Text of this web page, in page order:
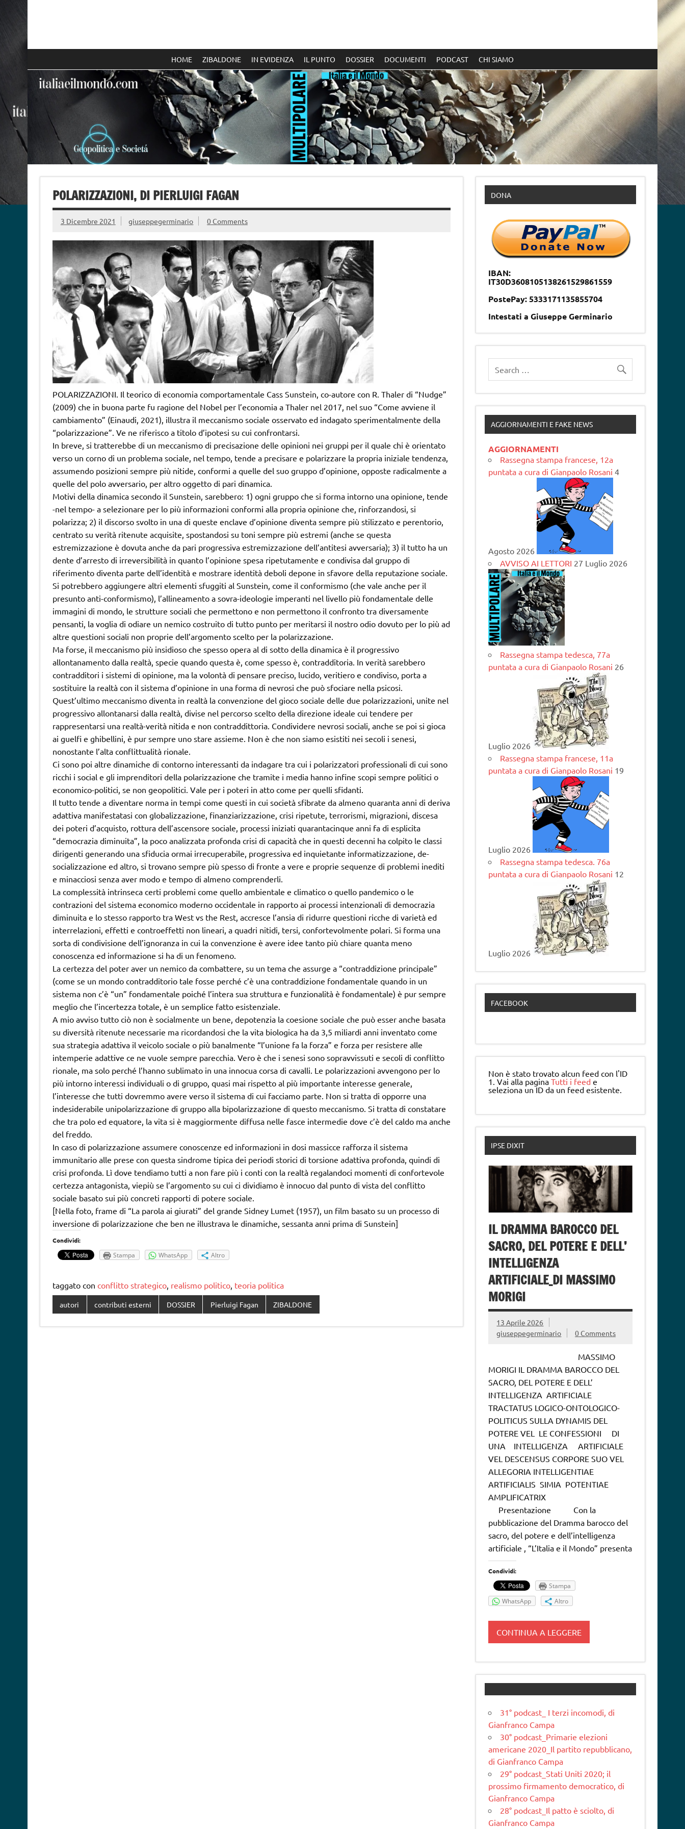
HOME ZIBALDONE IN EVIDENZA IL PUNTO DOSSIER DOCUMENTI PODCAST CHI SIAMO
POLARIZZAZIONI, DI PIERLUIGI FAGAN
3 Dicembre 2021 giuseppegerminario 0 Comments
POLARIZZAZIONI. Il teorico di economia comportamentale Cass Sunstein, co-autore con R. Thaler di “Nudge”
(2009) che in buona parte fu ragione del Nobel per l’economia a Thaler nel 2017, nel suo “Come avviene il
cambiamento” (Einaudi, 2021), illustra il meccanismo sociale osservato ed indagato sperimentalmente della
“polarizzazione”. Ve ne riferisco a titolo d’ipotesi su cui confrontarsi.
In breve, si tratterebbe di un meccanismo di precisazione delle opinioni nei gruppi per il quale chi è orientato
verso un corno di un problema sociale, nel tempo, tende a precisare e polarizzare la propria iniziale tendenza,
assumendo posizioni sempre più nitide, conformi a quelle del suo gruppo d’opinione, opposte radicalmente a
quelle del polo avversario, per altro oggetto di pari dinamica.
Motivi della dinamica secondo il Sunstein, sarebbero: 1) ogni gruppo che si forma intorno una opinione, tende
-nel tempo- a selezionare per lo più informazioni conformi alla propria opinione che, rinforzandosi, si
polarizza; 2) il discorso svolto in una di queste enclave d’opinione diventa sempre più stilizzato e perentorio,
centrato su verità ritenute acquisite, spostandosi su toni sempre più estremi (anche se questa
estremizzazione è dovuta anche da pari progressiva estremizzazione dell’antitesi avversaria); 3) il tutto ha un
dente d’arresto di irreversibilità in quanto l’opinione spesa ripetutamente e condivisa dal gruppo di
riferimento diventa parte dell’identità e mostrare identità deboli depone in sfavore della reputazione sociale.
Si potrebbero aggiungere altri elementi sfuggiti al Sunstein, come il conformismo (che vale anche per il
presunto anti-conformismo), l’allineamento a sovra-ideologie imperanti nel livello più fondamentale delle
immagini di mondo, le strutture sociali che permettono e non permettono il confronto tra diversamente
pensanti, la voglia di odiare un nemico costruito di tutto punto per meritarsi il nostro odio dovuto per lo più ad
altre questioni sociali non proprie dell’argomento scelto per la polarizzazione.
Ma forse, il meccanismo più insidioso che spesso opera al di sotto della dinamica è il progressivo
allontanamento dalla realtà, specie quando questa è, come spesso è, contradditoria. In verità sarebbero
contradditori i sistemi di opinione, ma la volontà di pensare preciso, lucido, veritiero e condiviso, porta a
sostituire la realtà con il sistema d’opinione in una forma di nevrosi che può sfociare nella psicosi.
Quest’ultimo meccanismo diventa in realtà la convenzione del gioco sociale delle due polarizzazioni, unite nel
progressivo allontanarsi dalla realtà, divise nel percorso scelto della direzione ideale cui tendere per
rappresentarsi una realtà-verità nitida e non contraddittoria. Condividere nevrosi sociali, anche se poi si gioca
ai guelfi e ghibellini, è pur sempre uno stare assieme. Non è che non siamo esistiti nei secoli i senesi,
nonostante l’alta conflittualità rionale.
Ci sono poi altre dinamiche di contorno interessanti da indagare tra cui i polarizzatori professionali di cui sono
ricchi i social e gli imprenditori della polarizzazione che tramite i media hanno infine scopi sempre politici o
economico-politici, se non geopolitici. Vale per i poteri in atto come per quelli sfidanti.
Il tutto tende a diventare norma in tempi come questi in cui società sfibrate da almeno quaranta anni di deriva
adattiva manifestatasi con globalizzazione, finanziarizzazione, crisi ripetute, terrorismi, migrazioni, discesa
dei poteri d’acquisto, rottura dell’ascensore sociale, processi iniziati quarantacinque anni fa di esplicita
“democrazia diminuita”, la poco analizzata profonda crisi di capacità che in questi decenni ha colpito le classi
dirigenti generando una sfiducia ormai irrecuperabile, progressiva ed inquietante informatizzazione, de-
socializzazione ed altro, si trovano sempre più spesso di fronte a vere e proprie sequenze di problemi inediti
e minacciosi senza aver modo e tempo di almeno comprenderli.
La complessità intrinseca certi problemi come quello ambientale e climatico o quello pandemico o le
contrazioni del sistema economico moderno occidentale in rapporto ai processi intenzionali di democrazia
diminuita e lo stesso rapporto tra West vs the Rest, accresce l’ansia di ridurre questioni ricche di varietà ed
interrelazioni, effetti e controeffetti non lineari, a quadri nitidi, tersi, confortevolmente polari. Si forma una
sorta di condivisione dell’ignoranza in cui la convenzione è avere idee tanto più chiare quanta meno
conoscenza ed informazione si ha di un fenomeno.
La certezza del poter aver un nemico da combattere, su un tema che assurge a “contraddizione principale”
(come se un mondo contradditorio tale fosse perché c’è una contraddizione fondamentale quando in un
sistema non c’è “un” fondamentale poiché l’intera sua struttura e funzionalità è fondamentale) è pur sempre
meglio che l’incertezza totale, è un semplice fatto esistenziale.
A mio avviso tutto ciò non è socialmente un bene, depotenzia la coesione sociale che può esser anche basata
su diversità ritenute necessarie ma ricordandosi che la vita biologica ha da 3,5 miliardi anni inventato come
sua strategia adattiva il veicolo sociale o più banalmente “l’unione fa la forza” e forza per resistere alle
intemperie adattive ce ne vuole sempre parecchia. Vero è che i senesi sono sopravvissuti e secoli di conflitto
rionale, ma solo perché l’hanno sublimato in una innocua corsa di cavalli. Le polarizzazioni avvengono per lo
più intorno interessi individuali o di gruppo, quasi mai rispetto al più importante interesse generale,
l’interesse che tutti dovremmo avere verso il sistema di cui facciamo parte. Non si tratta di opporre una
indesiderabile unipolarizzazione di gruppo alla bipolarizzazione di questo meccanismo. Si tratta di constatare
che tra polo ed equatore, la vita si è maggiormente diffusa nelle fasce intermedie dove c’è del caldo ma anche
del freddo.
In caso di polarizzazione assumere conoscenze ed informazioni in dosi massicce rafforza il sistema
immunitario alle prese con questa sindrome tipica dei periodi storici di torsione adattiva profonda, quindi di
crisi profonda. Lì dove tendiamo tutti a non fare più i conti con la realtà regalandoci momenti di confortevole
certezza antagonista, viepiù se l’argomento su cui ci dividiamo è innocuo dal punto di vista del conflitto
sociale basato sui più concreti rapporti di potere sociale.
[Nella foto, frame di “La parola ai giurati” del grande Sidney Lumet (1957), un film basato su un processo di
inversione di polarizzazione che ben ne illustrava le dinamiche, sessanta anni prima di Sunstein]
Condividi:
Stampa WhatsApp Altro
taggato con conflitto strategico, realismo politico, teoria politica
autori contributi esterni DOSSIER Pierluigi Fagan ZIBALDONE
DONA
IBAN:
IT30D3608105138261529861559
PostePay: 5333171135855704
Intestati a Giuseppe Germinario
AGGIORNAMENTI E FAKE NEWS
AGGIORNAMENTI
Rassegna stampa francese, 12a
puntata a cura di Gianpaolo Rosani 4
Agosto 2026
AVVISO AI LETTORI 27 Luglio 2026
Rassegna stampa tedesca, 77a
puntata a cura di Gianpaolo Rosani 26
Luglio 2026
Rassegna stampa francese, 11a
puntata a cura di Gianpaolo Rosani 19
Luglio 2026
Rassegna stampa tedesca. 76a
puntata a cura di Gianpaolo Rosani 12
Luglio 2026
FACEBOOK
Non è stato trovato alcun feed con l'ID
1. Vai alla paginaTutti i feed e
seleziona un ID da un feed esistente.
IPSE DIXIT
IL DRAMMA BAROCCO DEL
SACRO, DEL POTERE E DELL’
INTELLIGENZA
ARTIFICIALE_DI MASSIMO
MORIGI
13 Aprile 2026
giuseppegerminario
0 Comments
MASSIMO
MORIGI IL DRAMMA BAROCCO DEL
SACRO, DEL POTERE E DELL’
INTELLIGENZA ARTIFICIALE
TRACTATUS LOGICO-ONTOLOGICO-
POLITICUS SULLA DYNAMIS DEL
POTERE VEL LE CONFESSIONI DI
UNA INTELLIGENZA ARTIFICIALE
VEL DESCENSUS CORPORE SUO VEL
ALLEGORIA INTELLIGENTIAE
ARTIFICIALIS SIMIA POTENTIAE
AMPLIFICATRIX
Presentazione Con la
pubblicazione del Dramma barocco del
sacro, del potere e dell’intelligenza
artificiale , “L’Italia e il Mondo” presenta
Condividi:
Stampa
WhatsApp
Altro
CONTINUA A LEGGERE
31° podcast_ I terzi incomodi, di
Gianfranco Campa
30° podcast_Primarie elezioni
americane 2020_Il partito repubblicano,
di Gianfranco Campa
29° podcast_Stati Uniti 2020; il
prossimo firmamento democratico, di
Gianfranco Campa
28° podcast_Il patto è sciolto, di
Gianfranco Campa